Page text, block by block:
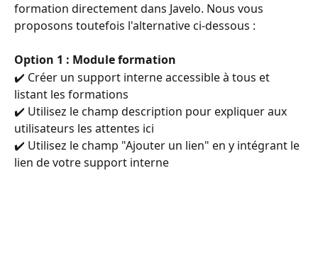
formation directement dans Javelo. Nous vous
proposons toutefois l'alternative ci-dessous :
Option 1 : Module formation
✔️ Créer un support interne accessible à tous et
listant les formations
✔️ Utilisez le champ description pour expliquer aux
utilisateurs les attentes ici
✔️ Utilisez le champ "Ajouter un lien" en y intégrant le
lien de votre support interne